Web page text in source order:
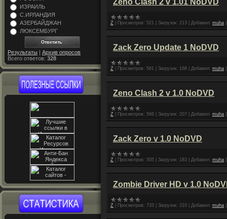
ИЗРАИЛЬ
С.ИРЛАНДИЯ
АЗЕРБАЙДЖАН
ЛЮКСЕМБУРГ
Результаты | Архив опросов
Всего ответов: 328
Zeno Clash 2 v 1.01 NoDVD
Z Просмотров: 521 Загрузок: 213 Добавил: muha
Zack Zero Update 1 NoDVD
Z Просмотров: 561 Загрузок: 168 Добавил: muha
Zeno Clash 2 v 1.0 NoDVD
Z Просмотров: 566 Загрузок: 207 Добавил: muha
Zack Zero v 1.0 NoDVD
Z Просмотров: 505 Загрузок: 183 Добавил: muha
Zombie Driver HD v 1.0
Z Просмотров: 733 Загрузок: 210 Добавил: muha